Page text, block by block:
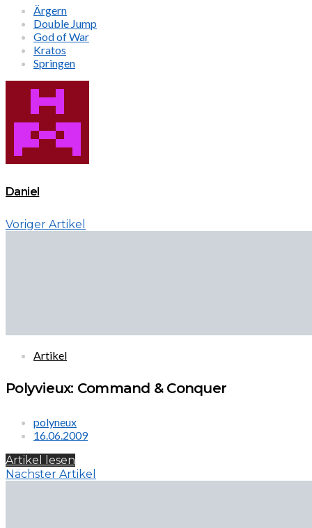
Ärgern
Double Jump
God of War
Kratos
Springen
Daniel
Voriger Artikel
Artikel
Polyvieux: Command & Conquer
polyneux
16.06.2009
Artikel lesen
Nächster Artikel